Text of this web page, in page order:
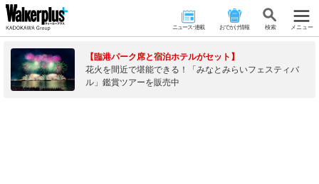
ニュース･連載 おでかけ情報 検 索 メニュー
【臨港パーク席と宿泊ホテルがセット】
花火を間近で堪能できる！「みなとみらいフェスティバ
ル」鑑賞ツアーを販売中